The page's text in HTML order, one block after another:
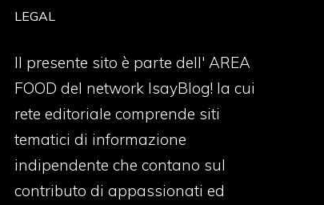
LEGAL
Il presente sito è parte dell' AREA
FOOD del network IsayBlog! la cui
rete editoriale comprende siti
tematici di informazione
indipendente che contano sul
contributo di appassionati ed